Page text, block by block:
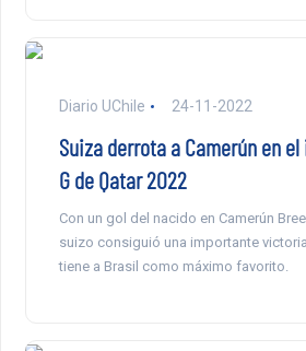
Diario UChile 24-11-2022
Suiza derrota a Camerún en
G de Qatar 2022
Con un gol del nacido en Camerún
suizo consiguió una importante
tiene a Brasil como máximo favorito.